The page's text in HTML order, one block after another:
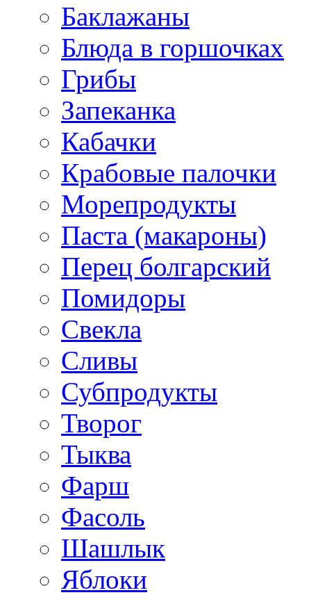
Баклажаны
Блюда в горшочках
Грибы
Запеканка
Кабачки
Крабовые палочки
Морепродукты
Паста (макароны)
Перец болгарский
Помидоры
Свекла
Сливы
Субпродукты
Творог
Тыква
Фарш
Фасоль
Шашлык
Яблоки